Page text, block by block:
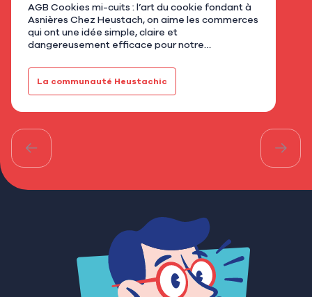
AGB Cookies mi-cuits : l’art du cookie fondant à
Asnières Chez Heustach, on aime les commerces
qui ont une idée simple, claire et
dangereusement efficace pour notre
installé au 21 rue de Bretagne à As…
La communauté Heustachic